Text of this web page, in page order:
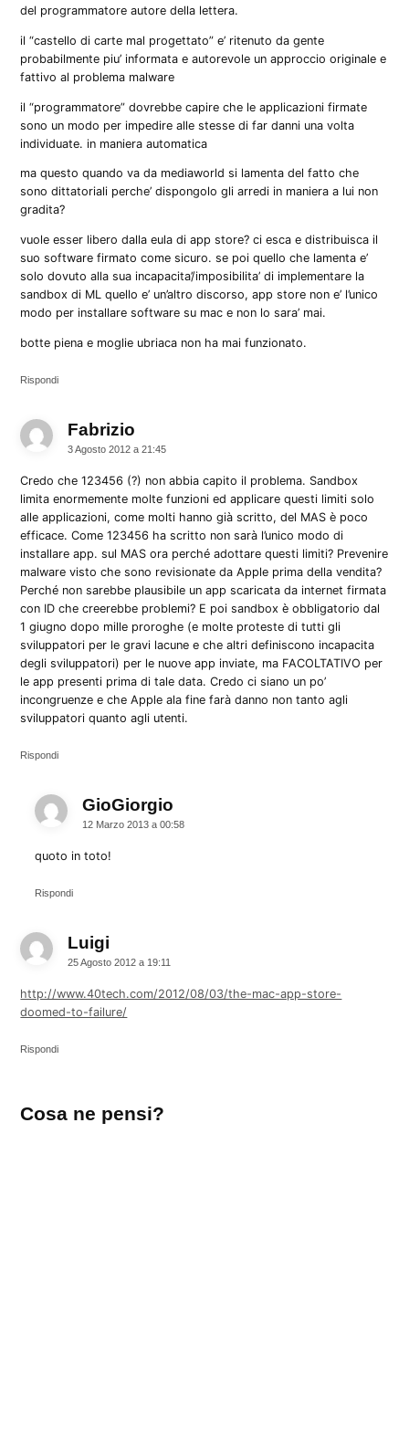
del programmatore autore della lettera.
il “castello di carte mal progettato” e’ ritenuto da gente
probabilmente piu’ informata e autorevole un approccio originale e
fattivo al problema malware
il “programmatore” dovrebbe capire che le applicazioni firmate
sono un modo per impedire alle stesse di far danni una volta
individuate. in maniera automatica
ma questo quando va da mediaworld si lamenta del fatto che
sono dittatoriali perche’ dispongolo gli arredi in maniera a lui non
gradita?
vuole esser libero dalla eula di app store? ci esca e distribuisca il
suo software firmato come sicuro. se poi quello che lamenta e’
solo dovuto alla sua incapacita’/imposibilita’ di implementare la
sandbox di ML quello e’ un’altro discorso, app store non e’ l’unico
modo per installare software su mac e non lo sara’ mai.
botte piena e moglie ubriaca non ha mai funzionato.
Rispondi
Fabrizio
3 Agosto 2012 a 21:45
Credo che 123456 (?) non abbia capito il problema. Sandbox
limita enormemente molte funzioni ed applicare questi limiti solo
alle applicazioni, come molti hanno già scritto, del MAS è poco
efficace. Come 123456 ha scritto non sarà l’unico modo di
installare app. sul MAS ora perché adottare questi limiti? Prevenire
malware visto che sono revisionate da Apple prima della vendita?
Perché non sarebbe plausibile un app scaricata da internet firmata
con ID che creerebbe problemi? E poi sandbox è obbligatorio dal
1 giugno dopo mille proroghe (e molte proteste di tutti gli
sviluppatori per le gravi lacune e che altri definiscono incapacita
degli sviluppatori) per le nuove app inviate, ma FACOLTATIVO per
le app presenti prima di tale data. Credo ci siano un po’
incongruenze e che Apple ala fine farà danno non tanto agli
sviluppatori quanto agli utenti.
Rispondi
GioGiorgio
12 Marzo 2013 a 00:58
quoto in toto!
Rispondi
Luigi
25 Agosto 2012 a 19:11
http://www.40tech.com/2012/08/03/the-mac-app-store-
doomed-to-failure/
Rispondi
un
Cosa ne pensi?